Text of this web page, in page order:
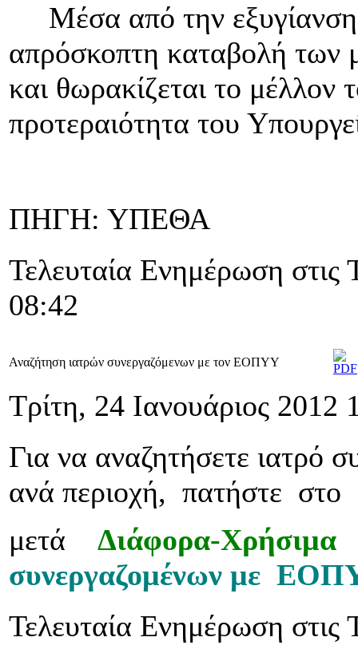
Μέσα από την εξυγίανση
απρόσκοπτη καταβολή των
και θωρακίζεται το μέλλον
προτεραιότητα του
ΠΗΓΗ: ΥΠΕΘΑ
Τελευταία Ενημέρωση
08:42
Αναζήτηση ιατρών συνεργαζόμενων με τον ΕΟΠΥΥ
Τρίτη, 24 Ιανουάριος 2012
Για να αναζητήσετε
ανά περιοχή, πατήστε
μετά Διάφορα-
συνεργαζομένων με
Τελευταία Ενημέρωση στις